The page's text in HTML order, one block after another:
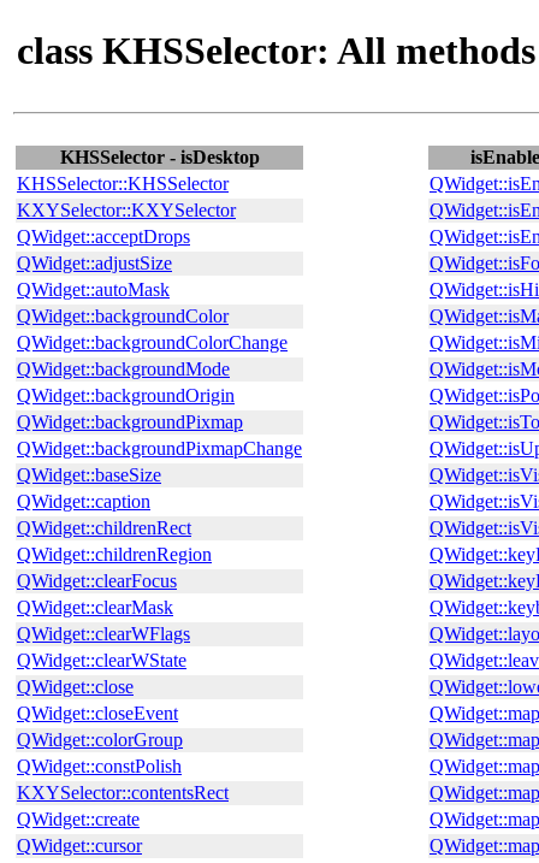
class KHSSelector: All methods
KHSSelector - isDesktop
KHSSelector::KHSSelector
KXYSelector::KXYSelector
QWidget::acceptDrops
QWidget::adjustSize
QWidget::autoMask
QWidget::backgroundColor
QWidget::backgroundColorChange
QWidget::backgroundMode
QWidget::backgroundOrigin
QWidget::backgroundPixmap
QWidget::backgroundPixmapChange
QWidget::baseSize
QWidget::caption
QWidget::childrenRect
QWidget::childrenRegion
QWidget::clearFocus
QWidget::clearMask
QWidget::clearWFlags
QWidget::clearWState
QWidget::close
QWidget::closeEvent
QWidget::colorGroup
QWidget::constPolish
KXYSelector::contentsRect
QWidget::create
QWidget::cursor